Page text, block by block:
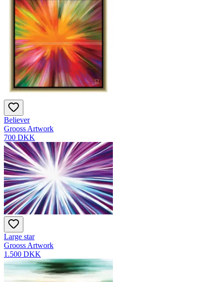
Believer
Grooss Artwork
700 DKK
Large star
Grooss Artwork
1.500 DKK